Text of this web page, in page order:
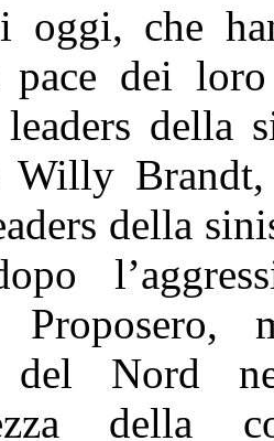
che
dei
della
Willy
della
Proposero,
del Nord
della